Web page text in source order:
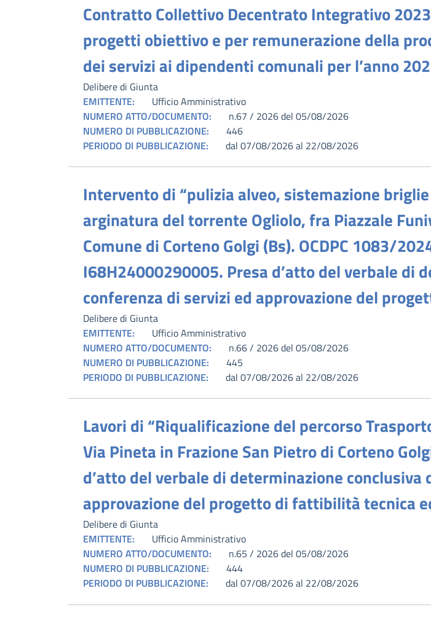
Contratto Collettivo Decentrato Integrativo
progetti obiettivo e per remunerazione della
dei servizi ai dipendenti comunali per l’anno
Delibere di Giunta
EMITTENTE:
Ufficio Amministrativo
NUMERO ATTO/DOCUMENTO:
n.67 / 2026 del 05/08/2026
NUMERO DI PUBBLICAZIONE:
446
PERIODO DI PUBBLICAZIONE:
dal 07/08/2026 al 22/08/2026
Intervento di “pulizia alveo, sistemazione
arginatura del torrente Ogliolo, fra Piazzale
Comune di Corteno Golgi (Bs). OCDPC 1083/
I68H24000290005. Presa d’atto del verbale di
conferenza di servizi ed approvazione del
Delibere di Giunta
EMITTENTE:
Ufficio Amministrativo
NUMERO ATTO/DOCUMENTO:
n.66 / 2026 del 05/08/2026
NUMERO DI PUBBLICAZIONE:
445
PERIODO DI PUBBLICAZIONE:
dal 07/08/2026 al 22/08/2026
Lavori di “Riqualificazione del percorso
Via Pineta in Frazione San Pietro di Corteno
d’atto del verbale di determinazione
approvazione del progetto di fattibilità tecnica
Delibere di Giunta
EMITTENTE:
Ufficio Amministrativo
NUMERO ATTO/DOCUMENTO:
n.65 / 2026 del 05/08/2026
NUMERO DI PUBBLICAZIONE:
444
PERIODO DI PUBBLICAZIONE:
dal 07/08/2026 al 22/08/2026